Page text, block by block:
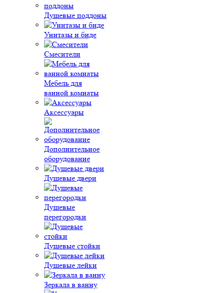
Душевые поддоны
Унитазы и биде
Смесители
Мебель для
ванной комнаты
Аксессуары
Дополнительное
оборудование
Душевые двери
Душевые
перегородки
Душевые стойки
Душевые лейки
Зеркала в ванну